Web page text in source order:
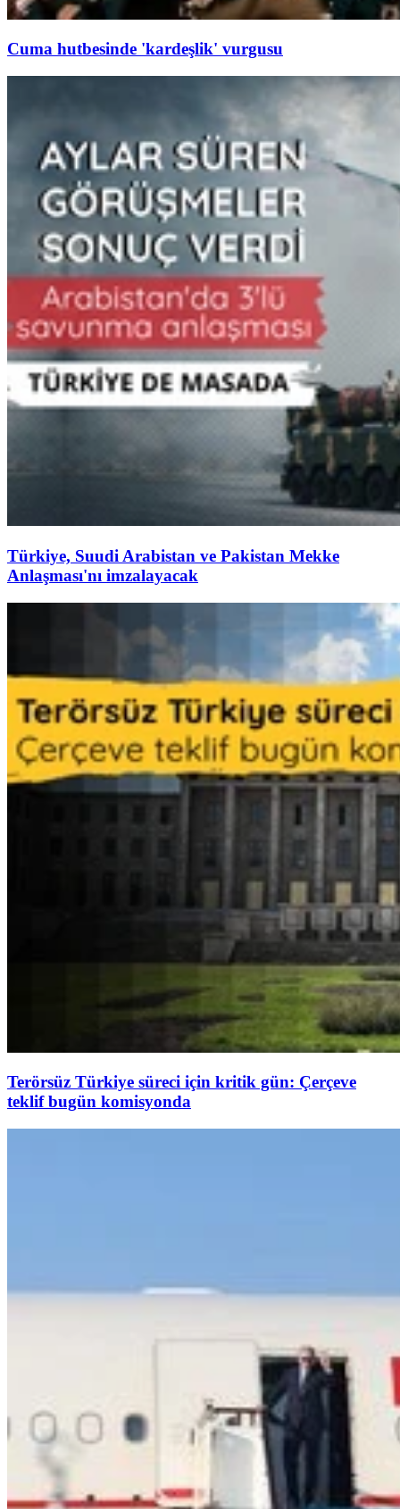
Cuma hutbesinde 'kardeşlik' vurgusu
Türkiye, Suudi Arabistan ve Pakistan Mekke
Anlaşması'nı imzalayacak
Terörsüz Türkiye süreci için kritik gün: Çerçeve
teklif bugün komisyonda